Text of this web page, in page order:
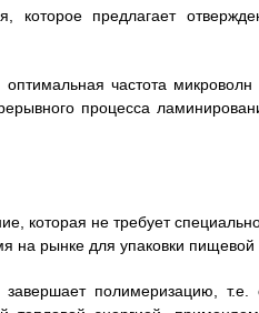
предлагает
частота
процесса
которая не требует
на рынке для упаковки пищевой
полимеризацию, т.е.